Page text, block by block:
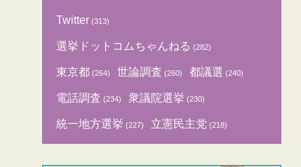
Twitter (313)
選挙ドットコムちゃんねる (282)
東京都 (264) 世論調査 (260) 都議選 (240)
電話調査 (234) 衆議院選挙 (230)
統一地方選挙 (227) 立憲民主党 (218)